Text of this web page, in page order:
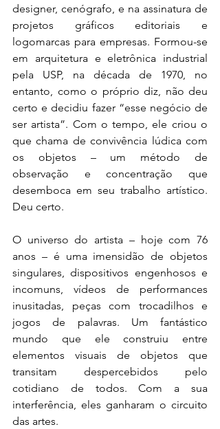
designer, cenógrafo, e na assinatura de
projetos gráficos editoriais e
logomarcas para empresas. Formou-se
em arquitetura e eletrônica industrial
pela USP, na década de 1970, no
entanto, como o próprio diz, não deu
certo e decidiu fazer “esse negócio de
ser artista”. Com o tempo, ele criou o
que chama de convivência lúdica com
os objetos – um método de
observação e concentração que
desemboca em seu trabalho artístico.
Deu certo.
O universo do artista – hoje com 76
anos – é uma imensidão de objetos
singulares, dispositivos engenhosos e
incomuns, vídeos de performances
inusitadas, peças com trocadilhos e
jogos de palavras. Um fantástico
mundo que ele construiu entre
elementos visuais de objetos que
transitam despercebidos pelo
cotidiano de todos. Com a sua
interferência, eles ganharam o circuito
das artes.